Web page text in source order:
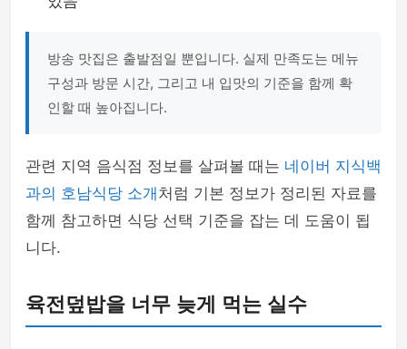
방송 맛집은 출발점일 뿐입니다. 실제 만족도는 메뉴
구성과 방문 시간, 그리고 내 입맛의 기준을 함께 확
인할 때 높아집니다.
관련 지역 음식점 정보를 살펴볼 때는 네이버 지식백
과의 호남식당 소개 처럼 기본 정보가 정리된 자료를
함께 참고하면 식당 선택 기준을 잡는 데 도움이 됩
니다.
육전덮밥을 너무 늦게 먹는 실수